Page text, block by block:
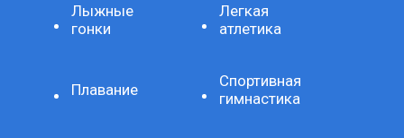
Лыжные
гонки
Легкая
атлетика
Плавание
Спортивная
гимнастика